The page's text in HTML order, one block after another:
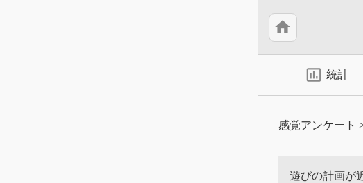
home
insert_chart_outlined 統計
感覚アンケート
遊びの計画が